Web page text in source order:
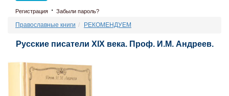
Регистрация · Забыли пароль?
Православные книги РЕКОМЕНДУЕМ
Русские писатели ХIХ века. Проф. И.М. Андреев.